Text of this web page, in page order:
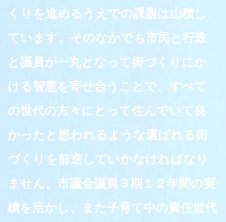
くりを進めるうえでの課題は山積し
ています。そのなかでも市民と行政
と議員が一丸となって街づくりにか
ける智慧を寄せ合うことで、すべて
の世代の方々にとって住んでいて良
かったと思われるような選ばれる街
づくりを前進していかなければなり
ません。市議会議員３期１２年間の実
績を活かし、また子育て中の責任世代